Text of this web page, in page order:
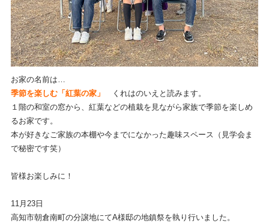
お家の名前は…
季節を楽しむ「紅葉の家」
くれはのいえと読みます。
１階の和室の窓から、紅葉などの植栽を見ながら家族で季節を楽しめ
るお家です。
本が好きなご家族の本棚や今までになかった趣味スペース（見学会ま
で秘密です笑）
皆様お楽しみに！
11月23日
高知市朝倉南町の分譲地にてA様邸の地鎮祭を執り行いました。